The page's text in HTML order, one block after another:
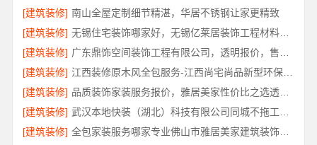
[建筑装修] 南山全屋定制细节精湛，华居不锈钢让家更精致
[建筑装修]
无锡住宅装饰哪家好，无锡亿莱居装饰工程材料有限公司来解答
[建筑装修]
[建筑装修]
江西装修原木风全包服务-江西尚宅尚品新型环保材料有限公司
[建筑装修]
品质装饰家装服务报价，雅居美家性价比之选透明公开
[建筑装修]
[建筑装修]
全包家装服务哪家专业佛山市雅居美家建筑装饰工程有限公司